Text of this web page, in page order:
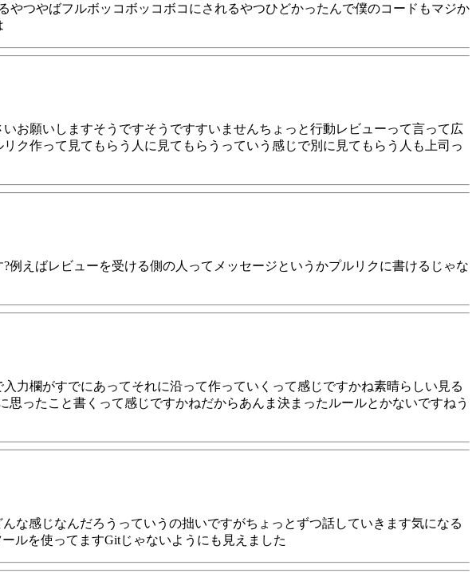
つやばフルボッコボッコボコにされるやつひどかったんで僕のコードもマジか
お願いしますそうですそうですすいませんちょっと行動レビューって言って広
ク作って見てもらう人に見てもらうっていう感じで別に見てもらう人も上司っ
えばレビューを受ける側の人ってメッセージというかプルリクに書けるじゃな
力欄がすでにあってそれに沿って作っていくって感じですかね素晴らしい見る
ったこと書くって感じですかねだからあんま決まったルールとかないですねう
な感じなんだろうっていうの拙いですがちょっとずつ話していきます気になる
ルを使ってますGitじゃないようにも見えました